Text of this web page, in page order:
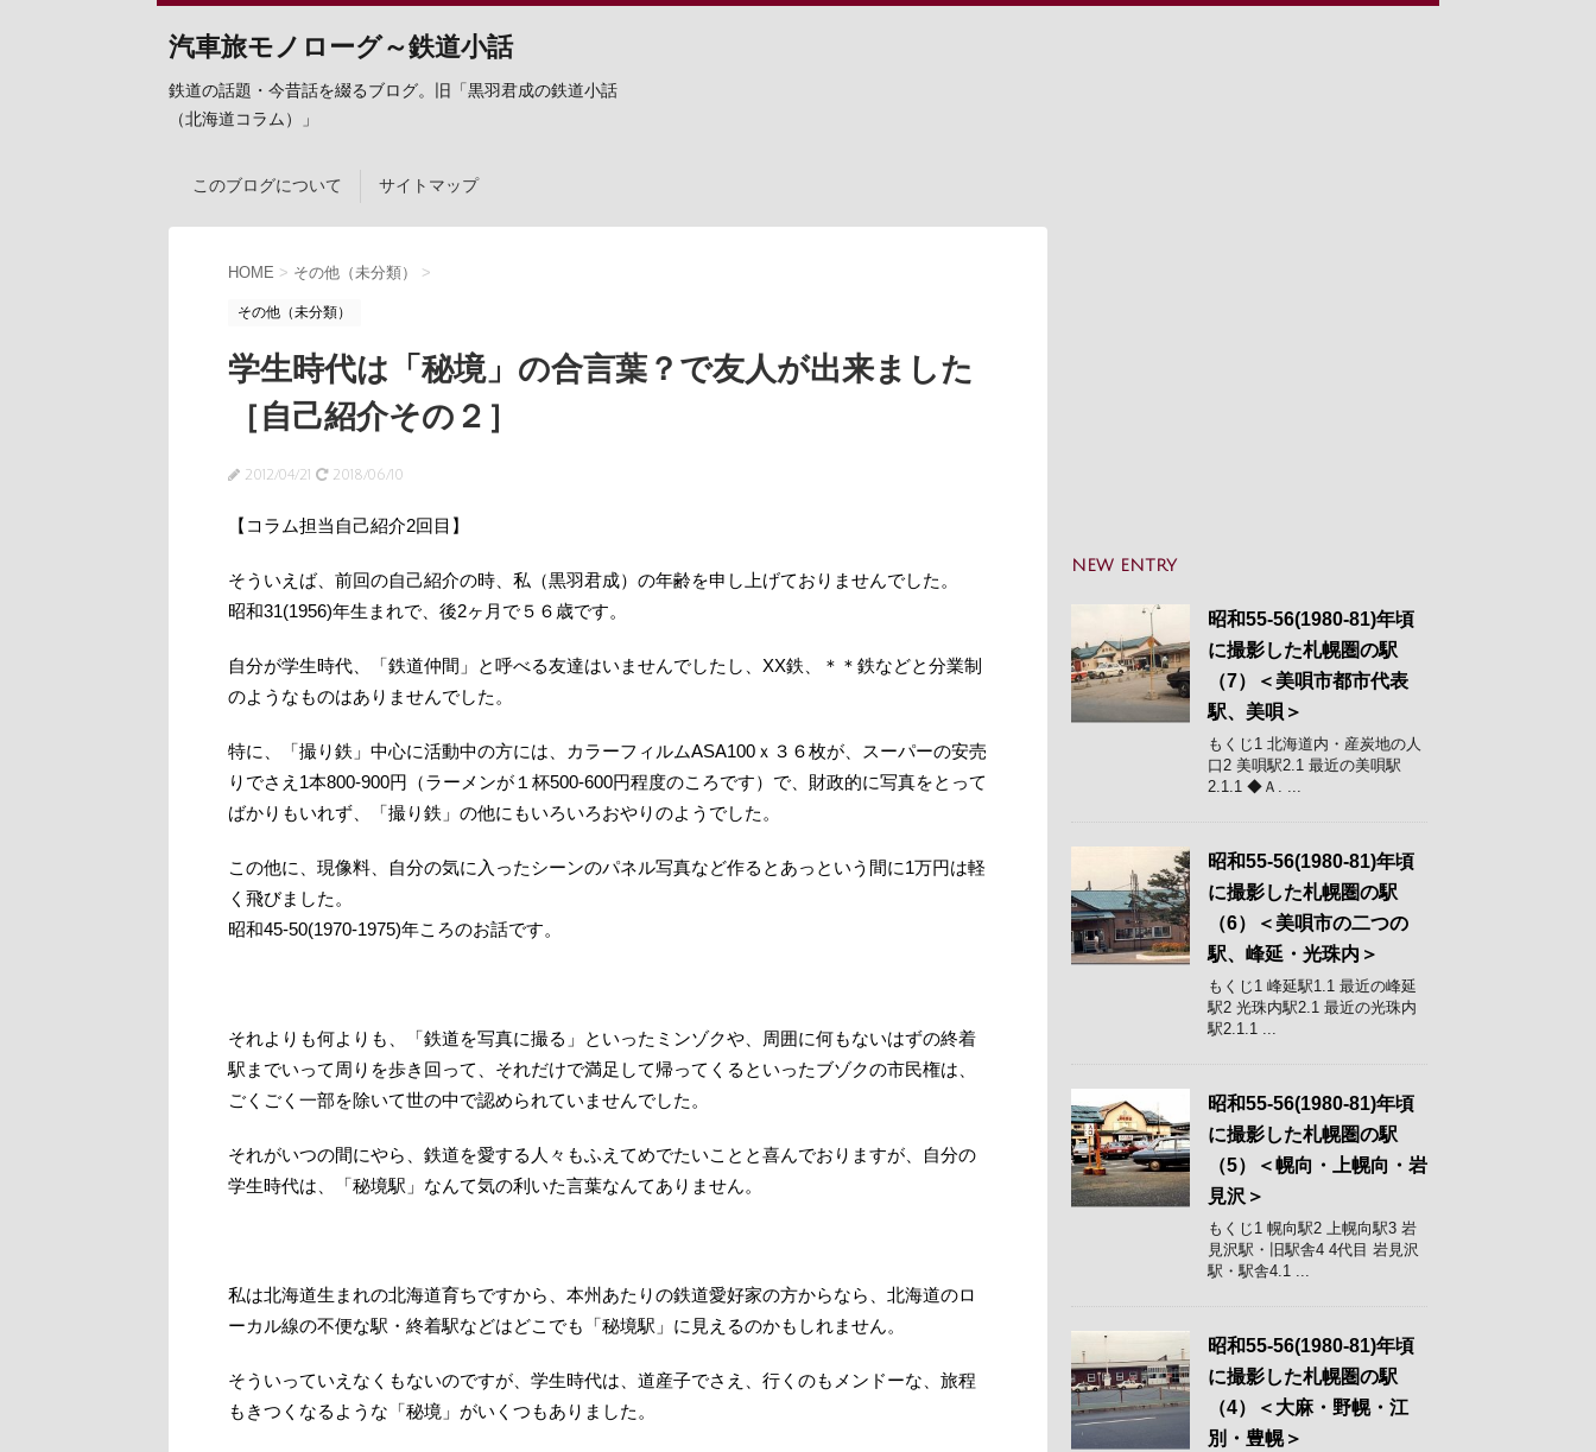
汽車旅モノローグ～鉄道小話
鉄道の話題・今昔話を綴るブログ。旧「黒羽君成の鉄道小話
（北海道コラム）」
このブログについて サイトマップ
HOME > その他（未分類） >
その他（未分類）
学生時代は「秘境」の合言葉？で友人が出来ました
［自己紹介その２］
2012/04/21 2018/06/10
【コラム担当自己紹介2回目】
そういえば、前回の自己紹介の時、私（黒羽君成）の年齢を申し上げておりませんでした。
昭和31(1956)年生まれで、後2ヶ月で５６歳です。
自分が学生時代、「鉄道仲間」と呼べる友達はいませんでしたし、XX鉄、＊＊鉄などと分業制
のようなものはありませんでした。
特に、「撮り鉄」中心に活動中の方には、カラーフィルムASA100ｘ３６枚が、スーパーの安売
りでさえ1本800-900円（ラーメンが１杯500-600円程度のころです）で、財政的に写真をとって
ばかりもいれず、「撮り鉄」の他にもいろいろおやりのようでした。
この他に、現像料、自分の気に入ったシーンのパネル写真など作るとあっという間に1万円は軽
く飛びました。
昭和45-50(1970-1975)年ころのお話です。
それよりも何よりも、「鉄道を写真に撮る」といったミンゾクや、周囲に何もないはずの終着
駅までいって周りを歩き回って、それだけで満足して帰ってくるといったブゾクの市民権は、
ごくごく一部を除いて世の中で認められていませんでした。
それがいつの間にやら、鉄道を愛する人々もふえてめでたいことと喜んでおりますが、自分の
学生時代は、「秘境駅」なんて気の利いた言葉なんてありません。
私は北海道生まれの北海道育ちですから、本州あたりの鉄道愛好家の方からなら、北海道のロ
ーカル線の不便な駅・終着駅などはどこでも「秘境駅」に見えるのかもしれません。
そういっていえなくもないのですが、学生時代は、道産子でさえ、行くのもメンドーな、旅程
もきつくなるような「秘境」がいくつもありました。
NEW ENTRY
昭和55-56(1980-81)年頃
に撮影した札幌圏の駅
（7）＜美唄市都市代表
駅、美唄＞
もくじ1 北海道内・産炭地の人
口2 美唄駅2.1 最近の美唄駅
2.1.1 ◆Ａ. ...
昭和55-56(1980-81)年頃
に撮影した札幌圏の駅
（6）＜美唄市の二つの
駅、峰延・光珠内＞
もくじ1 峰延駅1.1 最近の峰延
駅2 光珠内駅2.1 最近の光珠内
駅2.1.1 ...
昭和55-56(1980-81)年頃
に撮影した札幌圏の駅
（5）＜幌向・上幌向・岩
見沢＞
もくじ1 幌向駅2 上幌向駅3 岩
見沢駅・旧駅舎4 4代目 岩見沢
駅・駅舎4.1 ...
昭和55-56(1980-81)年頃
に撮影した札幌圏の駅
（4）＜大麻・野幌・江
別・豊幌＞